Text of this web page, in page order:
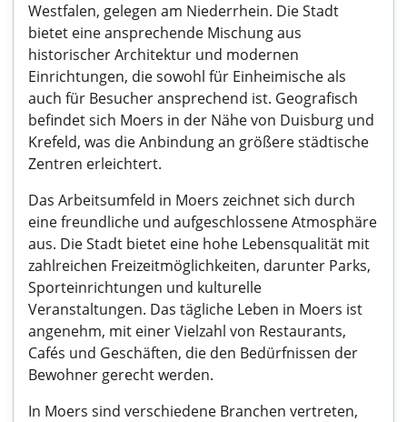
Westfalen, gelegen am Niederrhein. Die Stadt
bietet eine ansprechende Mischung aus
historischer Architektur und modernen
Einrichtungen, die sowohl für Einheimische als
auch für Besucher ansprechend ist. Geografisch
befindet sich Moers in der Nähe von Duisburg und
Krefeld, was die Anbindung an größere städtische
Zentren erleichtert.
Das Arbeitsumfeld in Moers zeichnet sich durch
eine freundliche und aufgeschlossene Atmosphäre
aus. Die Stadt bietet eine hohe Lebensqualität mit
zahlreichen Freizeitmöglichkeiten, darunter Parks,
Sporteinrichtungen und kulturelle
Veranstaltungen. Das tägliche Leben in Moers ist
angenehm, mit einer Vielzahl von Restaurants,
Cafés und Geschäften, die den Bedürfnissen der
Bewohner gerecht werden.
In Moers sind verschiedene Branchen vertreten,